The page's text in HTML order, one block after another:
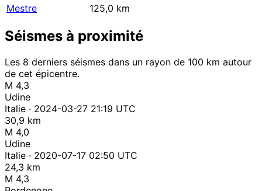
Mestre
125,0 km
Séismes à proximité
Les 8 derniers séismes dans un rayon de 100 km autour
de cet épicentre.
M 4,3
Udine
Italie · 2024-03-27 21:19 UTC
30,9 km
M 4,0
Udine
Italie · 2020-07-17 02:50 UTC
24,3 km
M 4,3